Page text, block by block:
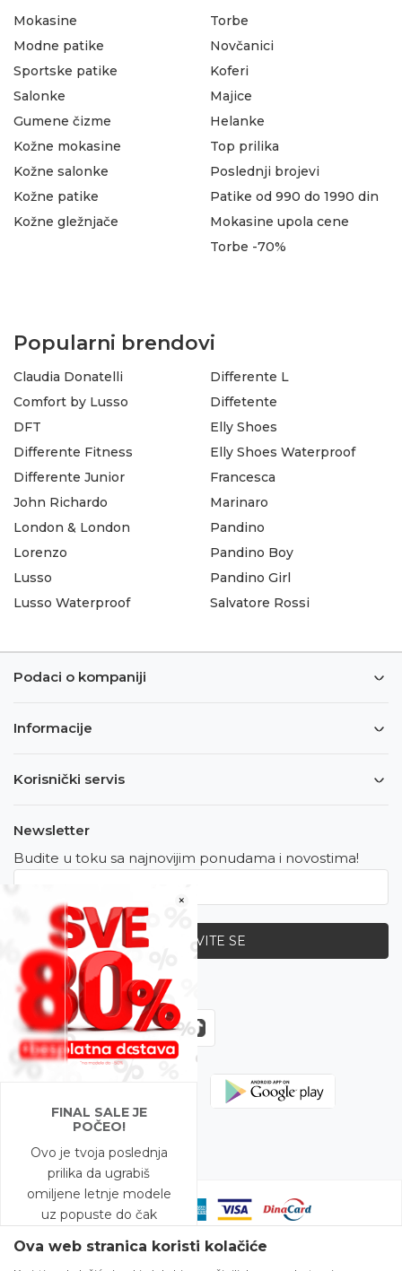
×
FINAL SALE JE
POČEO!
Ovo je tvoja poslednja
prilika da ugrabiš
omiljene letnje modele
uz popuste do čak
Mokasine
Modne patike
Sportske patike
Salonke
Gumene čizme
Torbe
Novčanici
Koferi
Majice
Helanke
Kožne mokasine
Kožne salonke
Kožne patike
Kožne gležnjače
Top prilika
Poslednji brojevi
Patike od 990 do 1990 din
Mokasine upola cene
Torbe -70%
Popularni brendovi
Claudia Donatelli
Comfort by Lusso
DFT
Differente Fitness
Differente Junior
Differente L
Diffetente
Elly Shoes
Elly Shoes Waterproof
Francesca
John Richardo
London & London
Lorenzo
Lusso
Lusso Waterproof
Marinaro
Pandino
Pandino Boy
Pandino Girl
Salvatore Rossi
Podaci o kompaniji
Informacije
Korisnički servis
Newsletter
Budite u toku sa najnovijim ponudama i novostima!
PRIJAVITE SE
Zapratite nas
Ova web stranica koristi kolačiće